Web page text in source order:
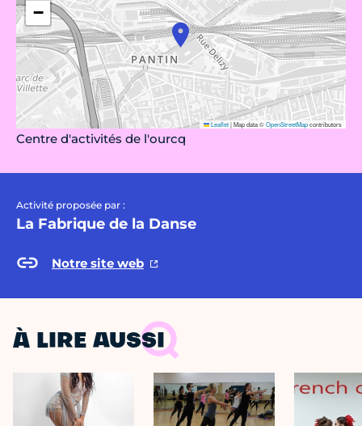
−
Leaflet|Map data ©OpenStreetMapcontributors
Centre d'activités de l'ourcq
Activité proposée par :
La Fabrique de la Danse
Notre site web
À LIRE AUSSI